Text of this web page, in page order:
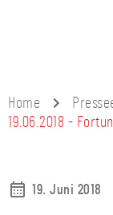
Home
19.06.2018 -
19. Juni 2018